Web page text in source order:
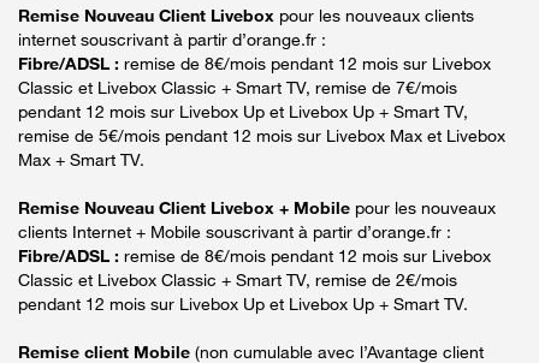
Remise Nouveau Client Livebox pour les nouveaux clients
internet souscrivant à partir d’orange.fr :
Fibre/ADSL : remise de 8€/mois pendant 12 mois sur Livebox
Classic et Livebox Classic + Smart TV, remise de 7€/mois
pendant 12 mois sur Livebox Up et Livebox Up + Smart TV,
remise de 5€/mois pendant 12 mois sur Livebox Max et Livebox
Max + Smart TV.
Remise Nouveau Client Livebox + Mobile pour les nouveaux
clients Internet + Mobile souscrivant à partir d’orange.fr :
Fibre/ADSL : remise de 8€/mois pendant 12 mois sur Livebox
Classic et Livebox Classic + Smart TV, remise de 2€/mois
pendant 12 mois sur Livebox Up et Livebox Up + Smart TV.
Remise client Mobile (non cumulable avec l’Avantage client